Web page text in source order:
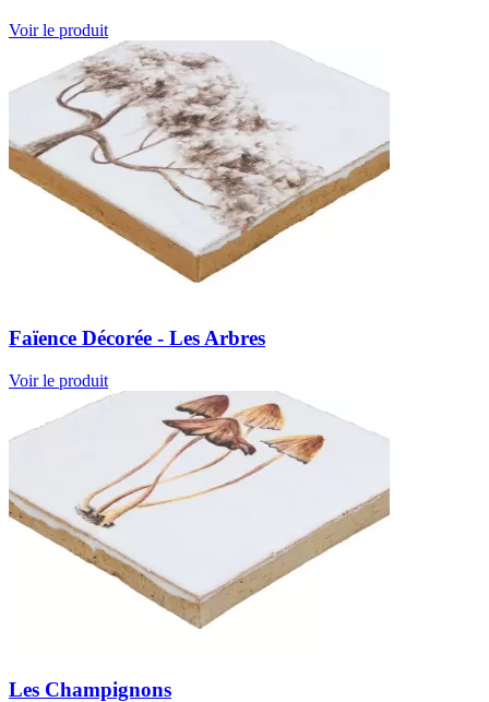
Voir le produit
Faïence Décorée - Les Arbres
Voir le produit
Les Champignons